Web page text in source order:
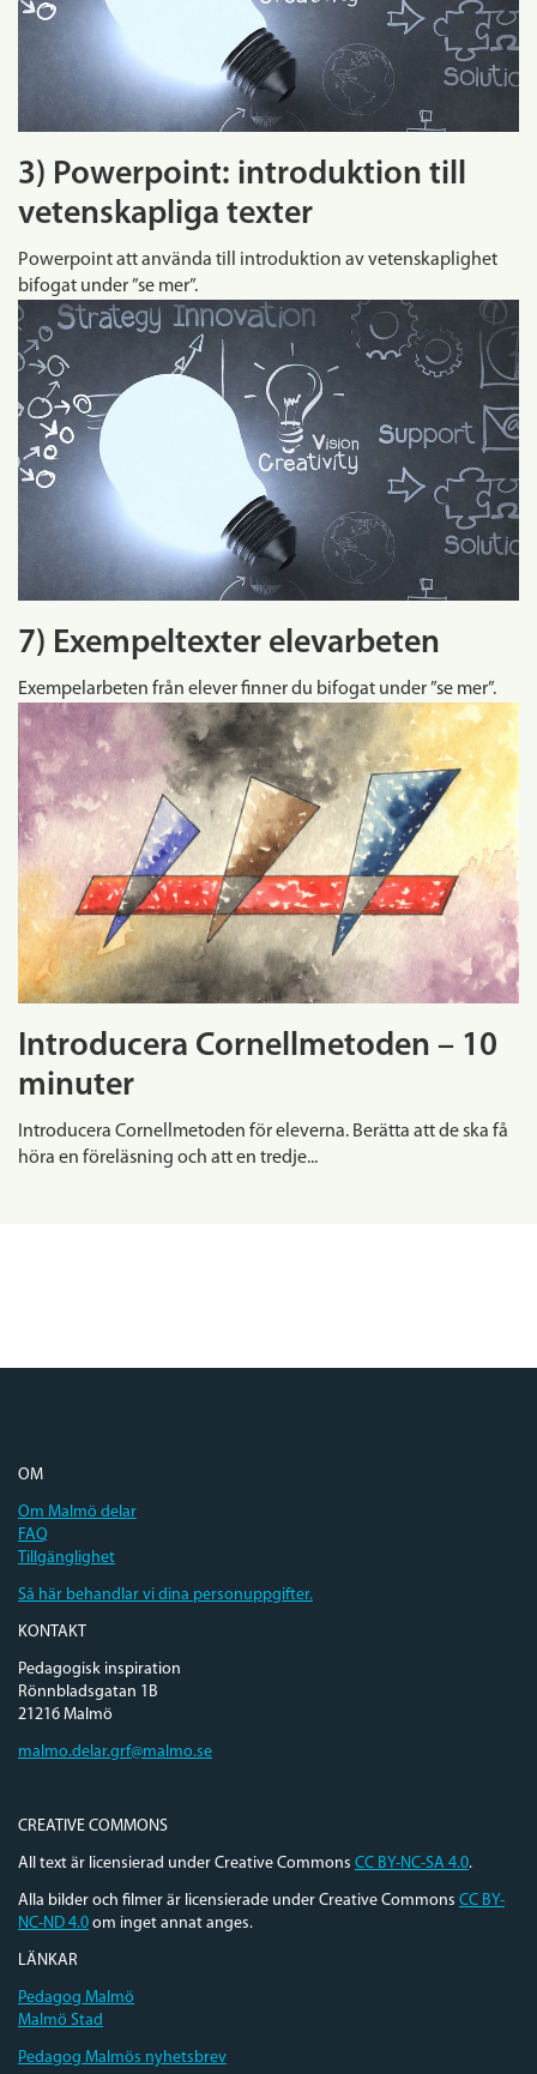
3) Powerpoint: introduktion till
vetenskapliga texter
Powerpoint att använda till introduktion av vetenskaplighet
bifogat under ”se mer”.
7) Exempeltexter elevarbeten
Exempelarbeten från elever finner du bifogat under ”se mer”.
Introducera Cornellmetoden – 10
minuter
Introducera Cornellmetoden för eleverna. Berätta att de ska få
höra en föreläsning och att en tredje...
OM
Om Malmö delar
FAQ
Tillgänglighet
Så här behandlar vi dina personuppgifter.
KONTAKT
Pedagogisk inspiration
Rönnbladsgatan 1B
21216 Malmö
malmo.delar.grf@malmo.se
CREATIVE COMMONS
All text är licensierad under Creative Commons CC BY-NC-SA 4.0.
Alla bilder och filmer är licensierade under Creative Commons CC BY-
NC-ND 4.0 om inget annat anges.
LÄNKAR
Pedagog Malmö
Malmö Stad
Pedagog Malmös nyhetsbrev